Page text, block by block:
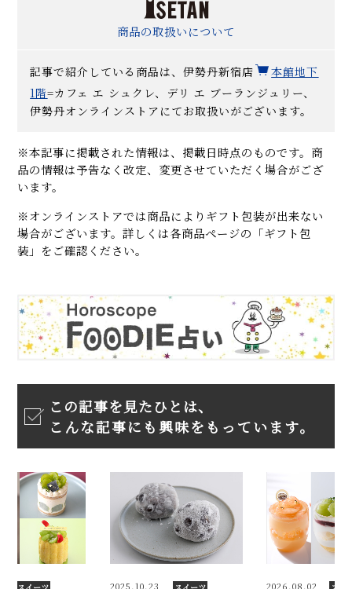
商品の取扱いについて
記事で紹介している商品は、伊勢丹新宿店
本館地下
1階=カフェ エ シュクレ、デリ エ ブーランジュリー、
伊勢丹オンラインストアにてお取扱いがございます。
※本記事に掲載された情報は、掲載日時点のものです。商
品の情報は予告なく改定、変更させていただく場合がござ
います。
※オンラインストアでは商品によりギフト包装が出来ない
場合がございます。詳しくは各商品ページの「ギフト包
装」をご確認ください。
この記事を見たひとは、
こんな記事にも興味をもっています。
2025.10.23 2026.08.02